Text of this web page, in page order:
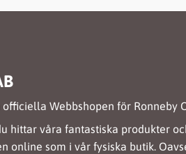
Webbshopen för Ronneby
hittar våra fantastiska produkter
online som i vår fysiska butik.